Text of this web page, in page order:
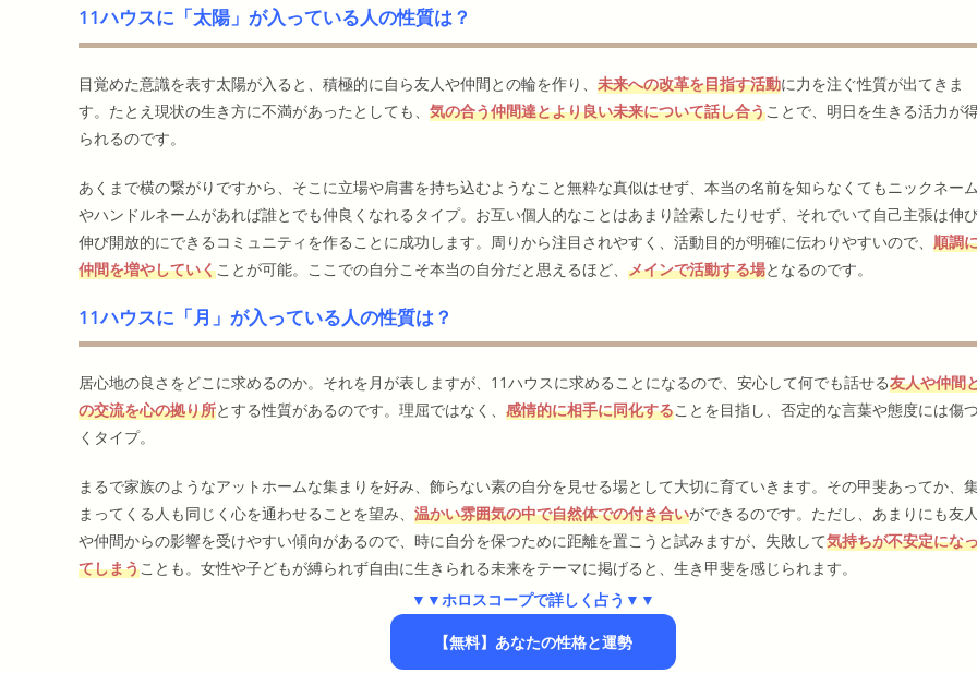
11ハウスに「太陽」が入っている人の性質は？
目覚めた意識を表す太陽が入ると、積極的に自ら友人や仲間との輪を作り、 未来への改革を目指す活動に力を注ぐ性質が出てきま
す。たとえ現状の生き方に不満があったとしても、 気の合う仲間達とより良い未来について話し合うことで、明日を生きる活力が
られるのです。
あくまで横の繋がりですから、そこに立場や肩書を持ち込むようなこと無粋な真似はせず、本当の名前を知らなくてもニックネーム
やハンドルネームがあれば誰とでも仲良くなれるタイプ。お互い個人的なことはあまり詮索したりせず、それでいて自己主張は伸
伸び開放的にできるコミュニティを作ることに成功します。周りから注目されやすく、活動目的が明確に伝わりやすいので、 順調
仲間を増やしていくことが可能。ここでの自分こそ本当の自分だと思えるほど、 メインで活動する場となるのです。
11ハウスに「月」が入っている人の性質は？
居心地の良さをどこに求めるのか。それを月が表しますが、11ハウスに求めることになるので、安心して何でも話せる友人や仲間
の交流を心の拠り所とする性質があるのです。理屈ではなく、 感情的に相手に同化することを目指し、否定的な言葉や態度には傷つ
くタイプ。
まるで家族のようなアットホームな集まりを好み、飾らない素の自分を見せる場として大切に育ていきます。その甲斐あってか、
まってくる人も同じく心を通わせることを望み、 温かい雰囲気の中で自然体での付き合いができるのです。ただし、あまりにも友人
や仲間からの影響を受けやすい傾向があるので、時に自分を保つために距離を置こうと試みますが、失敗して気持ちが不安定にな
てしまうことも。女性や子どもが縛られず自由に生きられる未来をテーマに掲げると、生き甲斐を感じられます。
▼▼ホロスコープで詳しく占う▼▼
【無料】あなたの性格と運勢